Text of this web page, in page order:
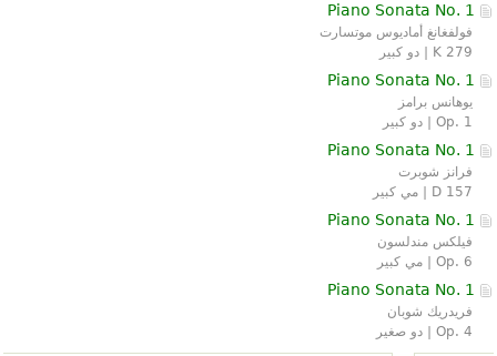
Piano Sonata No. 1
فولفغانغ أماديوس موتسارت
K 279 | دو كبير
Piano Sonata No. 1
يوهانس برامز
Op. 1 | دو كبير
Piano Sonata No. 1
فرانز شوبرت
D 157 | مي كبير
Piano Sonata No. 1
فيلكس مندلسون
Op. 6 | مي كبير
Piano Sonata No. 1
فريدريك شوبان
Op. 4 | دو صغير